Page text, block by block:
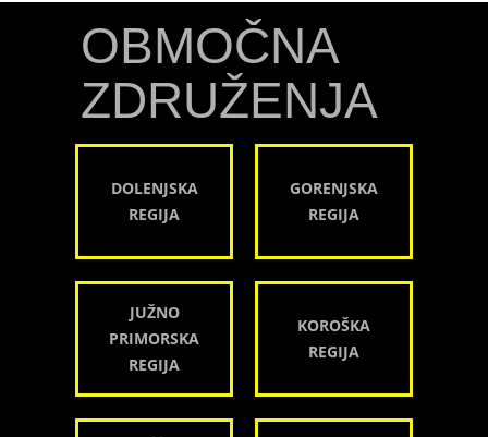
OBMOČNA
ZDRUŽENJA
DOLENJSKA
REGIJA
GORENJSKA
REGIJA
JUŽNO
PRIMORSKA
REGIJA
KOROŠKA
REGIJA